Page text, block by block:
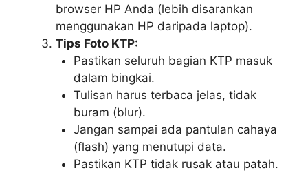
browser HP Anda (lebih disarankan
menggunakan HP daripada laptop).
Tips Foto KTP:
Pastikan seluruh bagian KTP masuk
dalam bingkai.
Tulisan harus terbaca jelas, tidak
buram (blur).
Jangan sampai ada pantulan cahaya
(flash) yang menutupi data.
Pastikan KTP tidak rusak atau patah.